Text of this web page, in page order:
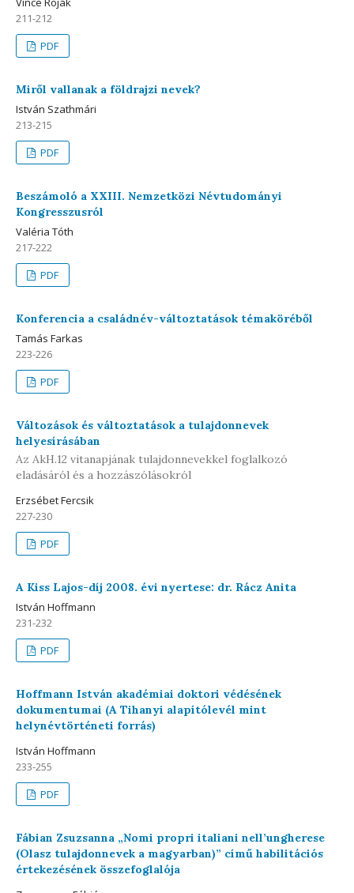
211-212
PDF
Miről vallanak a földrajzi nevek?
István Szathmári
213-215
PDF
Beszámoló a XXIII. Nemzetközi Névtudományi
Kongresszusról
Valéria Tóth
217-222
PDF
Konferencia a családnév-változtatások témaköréből
Tamás Farkas
223-226
PDF
Változások és változtatások a tulajdonnevek
helyesírásában
Az AkH.12 vitanapjának tulajdonnevekkel foglalkozó
eladásáról és a hozzászólásokról
Erzsébet Fercsik
227-230
PDF
A Kiss Lajos-díj 2008. évi nyertese: dr. Rácz Anita
István Hoffmann
231-232
PDF
Hoffmann István akadémiai doktori védésének
dokumentumai (A Tihanyi alapítólevél mint
helynévtörténeti forrás)
István Hoffmann
233-255
PDF
Fábian Zsuzsanna „Nomi propri italiani nell’ungherese
(Olasz tulajdonnevek a magyarban)” című habilitációs
értekezésének összefoglalója